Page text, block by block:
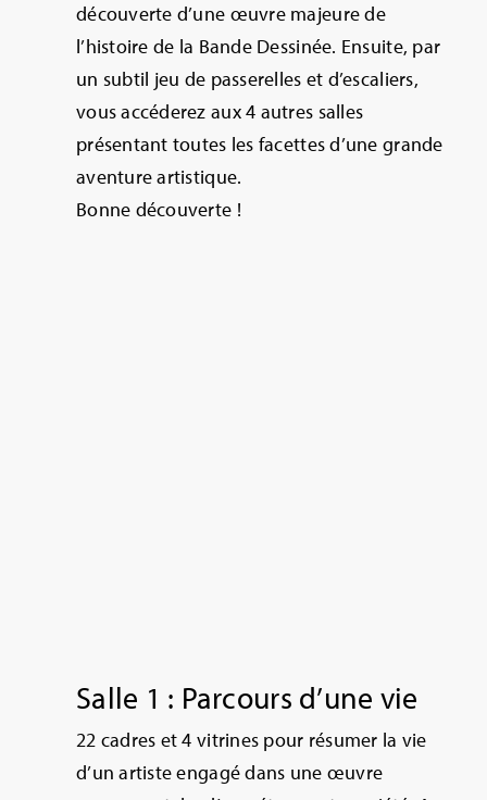
découverte d’une œuvre majeure de
l’histoire de la Bande Dessinée. Ensuite, par
un subtil jeu de passerelles et d’escaliers,
vous accéderez aux 4 autres salles
présentant toutes les facettes d’une grande
aventure artistique.
Bonne découverte !
Salle 1 : Parcours d’une vie
22 cadres et 4 vitrines pour résumer la vie
d’un artiste engagé dans une œuvre